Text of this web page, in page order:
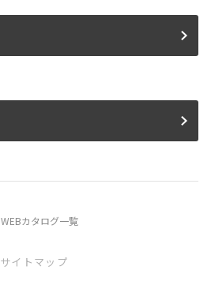
WEBカタログ一覧
サイトマップ